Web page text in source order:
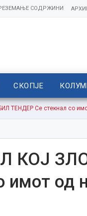
СОДРЖИНИ
СКОПЈЕ
ТЕНДЕР Се стекнал со
КОЈ
имот од